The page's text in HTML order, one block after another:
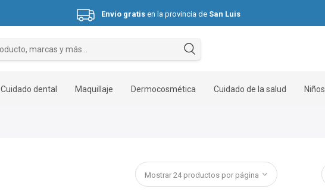
Envío gratis en la provincia de San Luis
Hasta 3 cuotas sin interés.
Cuidado dental Maquillaje Dermocosmética Cuidado de la salud Niños